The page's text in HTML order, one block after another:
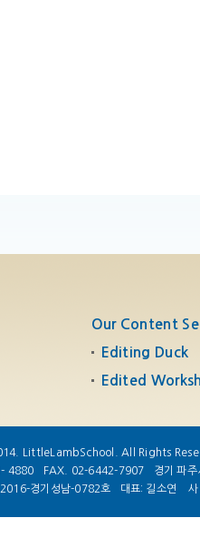
Our Content
Editing Duck
Edited
LittleLambSchool. All Rights
4880
FAX. 02-6442-7907
경기 파
경기성남-0782호
대표: 길소연